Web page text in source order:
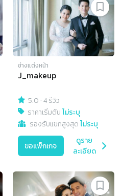
ช่างแต่งหน้า
J_makeup
5.0 ·4 รีวิว
ราคาเริ่มต้นไม่ระบุ
รองรับแขกสูงสุดไม่ระบุ
ขอแพ็กเกจ
ดูราย
ละเอียด